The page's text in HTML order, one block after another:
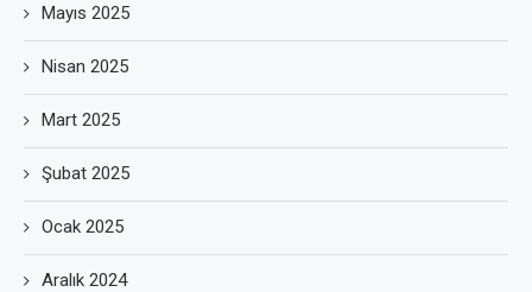
Mayıs 2025
Nisan 2025
Mart 2025
Şubat 2025
Ocak 2025
Aralık 2024